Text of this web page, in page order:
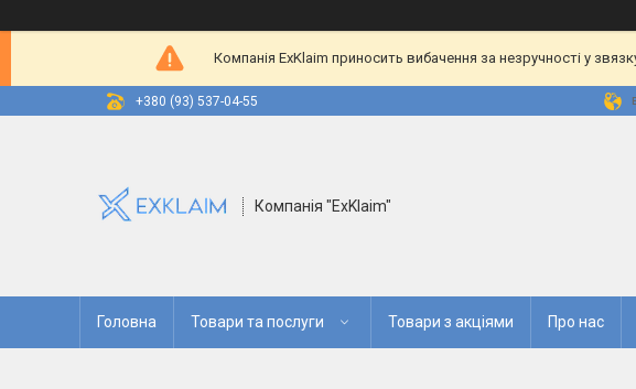
Компанія ExKlaim приносить вибачення за незручності у
+380 (93) 537-04-55
Компанія "ExKlaim"
Головна Товари та послуги Товари з акціями Про нас